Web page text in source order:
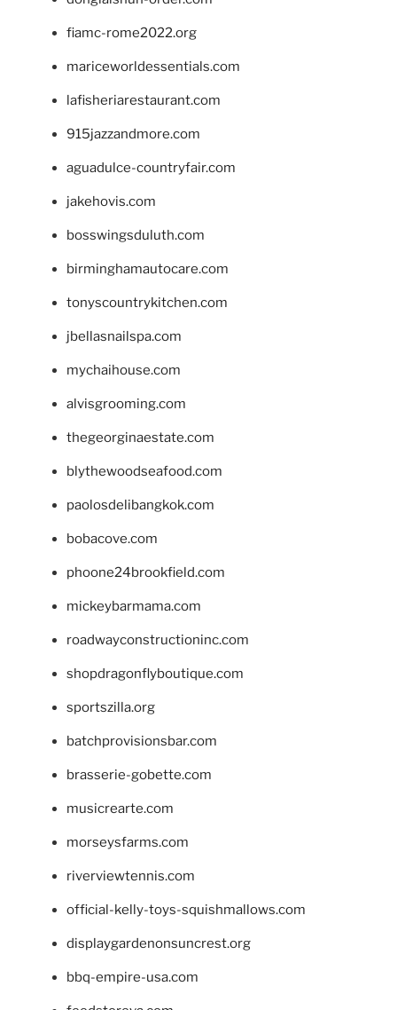
fiamc-rome2022.org
mariceworldessentials.com
lafisheriarestaurant.com
915jazzandmore.com
aguadulce-countryfair.com
jakehovis.com
bosswingsduluth.com
birminghamautocare.com
tonyscountrykitchen.com
jbellasnailspa.com
mychaihouse.com
alvisgrooming.com
thegeorginaestate.com
blythewoodseafood.com
paolosdelibangkok.com
bobacove.com
phoone24brookfield.com
mickeybarmama.com
roadwayconstructioninc.com
shopdragonflyboutique.com
sportszilla.org
batchprovisionsbar.com
brasserie-gobette.com
musicrearte.com
morseysfarms.com
riverviewtennis.com
official-kelly-toys-squishmallows.com
displaygardenonsuncrest.org
bbq-empire-usa.com